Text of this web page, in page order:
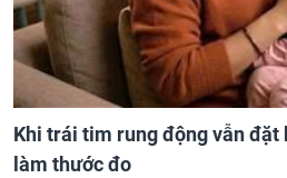
Khi trái tim rung động vẫn đặt
làm thước đo